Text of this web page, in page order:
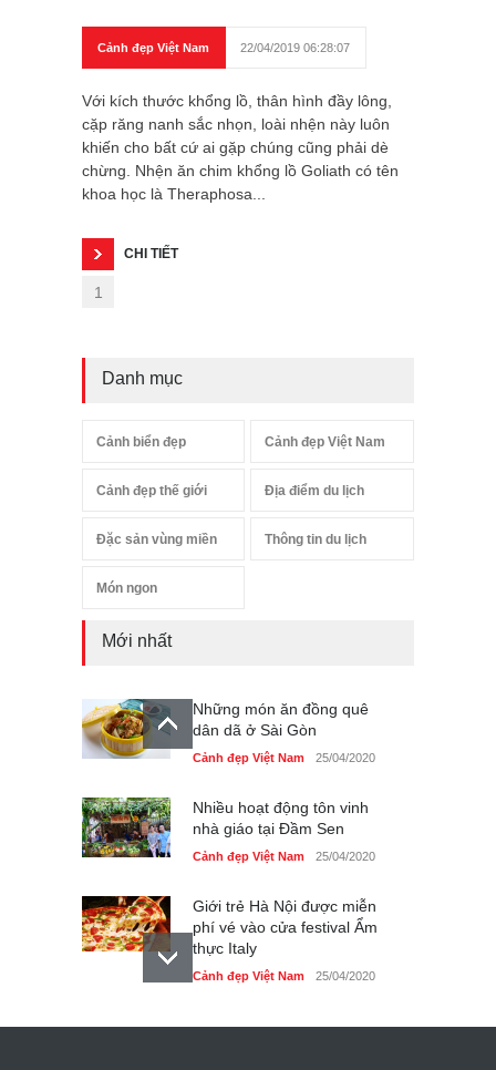
Cảnh đẹp Việt Nam 22/04/2019 06:28:07
Với kích thước khổng lồ, thân hình đầy lông,
cặp răng nanh sắc nhọn, loài nhện này luôn
khiến cho bất cứ ai gặp chúng cũng phải dè
chừng. Nhện ăn chim khổng lồ Goliath có tên
khoa học là Theraphosa...
CHI TIẾT
1
Danh mục
Cảnh biển đẹp Cảnh đẹp Việt Nam
Cảnh đẹp thế giới Địa điểm du lịch
Đặc sản vùng miền Thông tin du lịch
Món ngon
Mới nhất
Những món ăn đồng quê
dân dã ở Sài Gòn
Cảnh đẹp Việt Nam 25/04/2020
Nhiều hoạt động tôn vinh
nhà giáo tại Đầm Sen
Cảnh đẹp Việt Nam 25/04/2020
Giới trẻ Hà Nội được miễn
phí vé vào cửa festival Ẩm
thực Italy
Cảnh đẹp Việt Nam 25/04/2020
Tam giác mạch khoe sắc